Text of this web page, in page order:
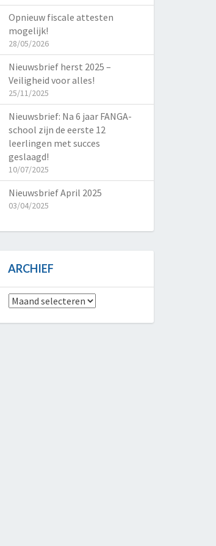
Opnieuw fiscale attesten
mogelijk!
28/05/2026
Nieuwsbrief herst 2025 –
Veiligheid voor alles!
25/11/2025
Nieuwsbrief: Na 6 jaar FANGA-
school zijn de eerste 12
leerlingen met succes
geslaagd!
10/07/2025
Nieuwsbrief April 2025
03/04/2025
ARCHIEF
Archief